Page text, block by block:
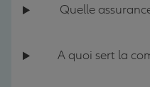
Quelle
A quoi sert la